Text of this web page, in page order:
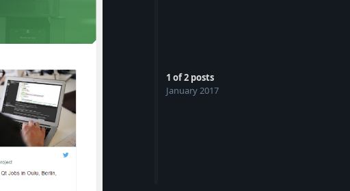
1 of2 posts
January 2017